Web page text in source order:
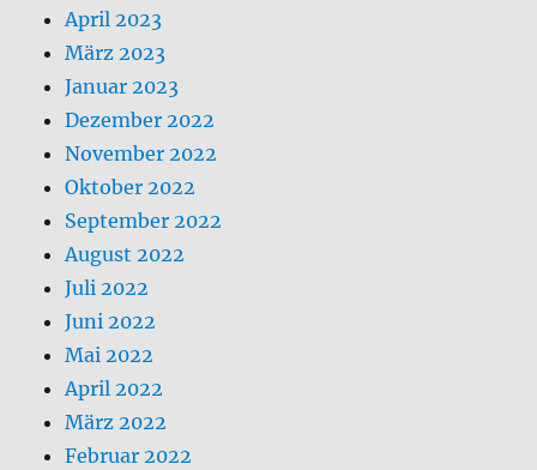
April 2023
März 2023
Januar 2023
Dezember 2022
November 2022
Oktober 2022
September 2022
August 2022
Juli 2022
Juni 2022
Mai 2022
April 2022
März 2022
Februar 2022